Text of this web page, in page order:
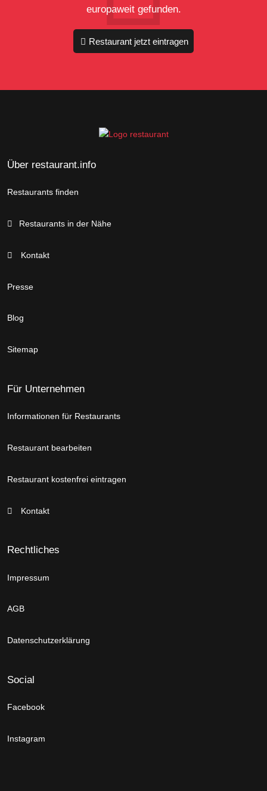
europaweit gefunden.
Restaurant jetzt eintragen
Über restaurant.info
Restaurants finden
Restaurants in der Nähe
Kontakt
Presse
Blog
Sitemap
Für Unternehmen
Informationen für Restaurants
Restaurant bearbeiten
Restaurant kostenfrei eintragen
Kontakt
Rechtliches
Impressum
AGB
Datenschutzerklärung
Social
Facebook
Instagram